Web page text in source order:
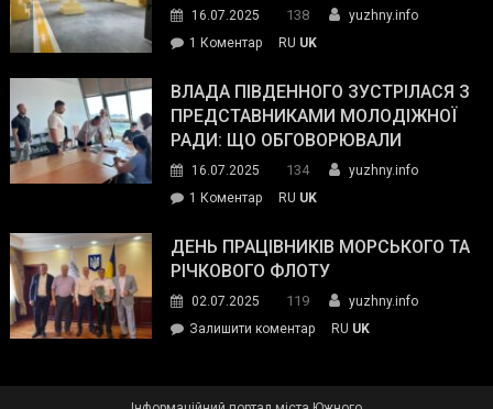
спільний
окупанти.
Маємо
діяти
команда
пожежу
у
16.07.2025 138
yuzhny.info
1 Коментардо
Південного
провів
інспекцію
укриття
RU UK
ВЛАДА ПІВДЕННОГО ЗУСТРІЛАСЯ З
ПРЕДСТАВНИКАМИ МОЛОДІЖНОЇ
РАДИ: ЩО ОБГОВОРЮВАЛИ
16.07.2025 134
yuzhny.info
1 Коментардо
Південного
зустрілася
представниками
молодіжної
обговорювали
RU UK
ДЕНЬ ПРАЦІВНИКІВ МОРСЬКОГО ТА
РІЧКОВОГО ФЛОТУ
02.07.2025 119
yuzhny.info
Залишити коментарon
RU UK